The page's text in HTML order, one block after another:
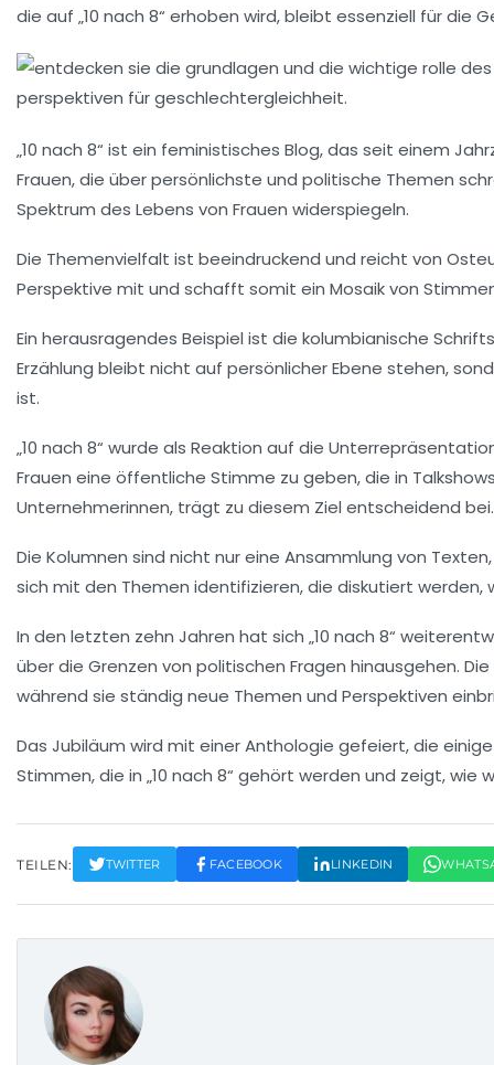
die auf „10 nach 8“ erhoben wird, bleibt essenziell für die
„10 nach 8“ ist ein feministisches Blog, das seit einem
Frauen, die über persönlichste und politische Themen
Spektrum des Lebens von Frauen widerspiegeln.
Die Themenvielfalt ist beeindruckend und reicht von
Perspektive mit und schafft somit ein Mosaik von
Ein herausragendes Beispiel ist die kolumbianische
Erzählung bleibt nicht auf persönlicher Ebene stehen,
ist.
„10 nach 8“ wurde als Reaktion auf die
Frauen eine öffentliche Stimme zu geben, die in
Unternehmerinnen, trägt zu diesem Ziel entscheidend bei.
Die Kolumnen sind nicht nur eine Ansammlung von
sich mit den Themen identifizieren, die diskutiert werden,
In den letzten zehn Jahren hat sich „10 nach 8“
über die Grenzen von politischen Fragen hinausgehen. Die
während sie ständig neue Themen und Perspektiven
Das Jubiläum wird mit einer Anthologie gefeiert, die
Stimmen, die in „10 nach 8“ gehört werden und zeigt,
TEILEN: TWITTER FACEBOOK LINKEDIN